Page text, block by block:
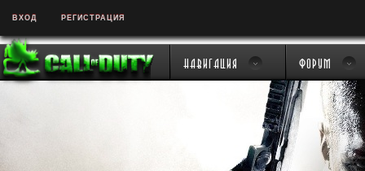
ВХОД РЕГИСТРАЦИЯ
Навигация Форум